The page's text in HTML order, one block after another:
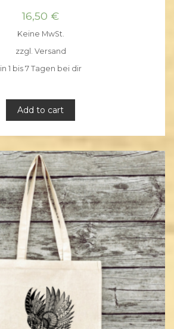
16,50 €
Keine MwSt.
zzgl. Versand
in 1 bis 7 Tagen bei dir
Add to cart